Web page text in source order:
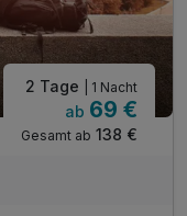
2 Tage | 1 Nacht
ab 69 €
Gesamt ab 138 €